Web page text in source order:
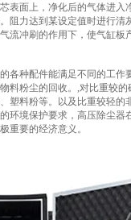
表面上，净化后的气体进入
阻力达到某设定值时进行清
流冲刷的作用下，使气缸板
各种配件能满足不同的工
料粉尘的回收。,对比重较
塑料粉等。以及比重较轻
环境保护要求，高压除尘
重要的经济意义。